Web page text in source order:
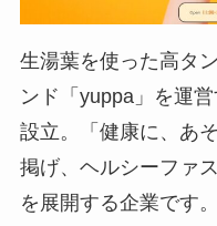
生湯葉を使った高タ
ンド「yuppa」を運
設立。「健康に、あ
掲げ、ヘルシーファ
を展開する企業です